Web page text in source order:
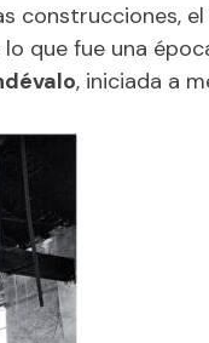
construcciones,
que fue una
, iniciada a